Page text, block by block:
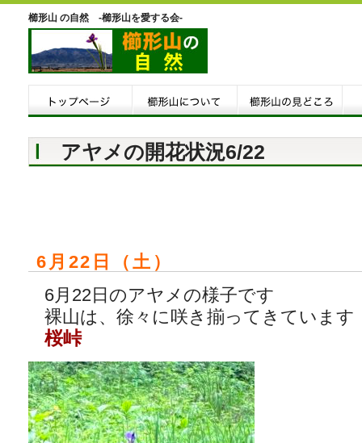
櫛形山 の自然 -櫛形山を愛する会-
アヤメの開花状況6/22
6月22日（土）
6月22日のアヤメの様子です
裸山は、徐々に咲き揃ってきています
桜峠